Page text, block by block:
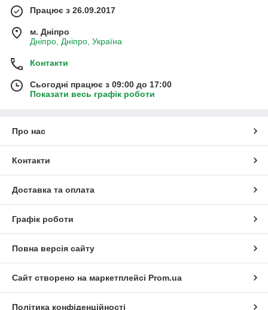
Працює з 26.09.2017
м. Дніпро
Дніпро, Дніпро, Україна
Контакти
Сьогодні працює з 09:00 до 17:00
Показати весь графік роботи
Про нас
Контакти
Доставка та оплата
Графік роботи
Повна версія сайту
Сайт створено на маркетплейсі Prom.ua
Політика конфіденційності